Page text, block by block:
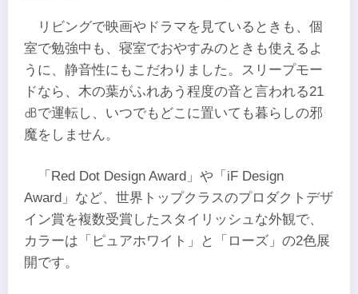
リビングで映画やドラマを見ているときも、個
室で勉強中も、寝室でおやすみのときも使えるよ
うに、静音性にもこだわりました。スリープモー
ドなら、木の葉がふれあう程度の音と言われる21
㏈で運転し、いつでもどこに置いても暮らしの邪
魔をしません。
「Red Dot Design Award」や「iF Design
Award」など、世界トップクラスのプロダクトデザ
イン賞を複数受賞したスタイリッシュな外観で、
カラーは「ピュアホワイト」と「ローズ」の2色展
開です。